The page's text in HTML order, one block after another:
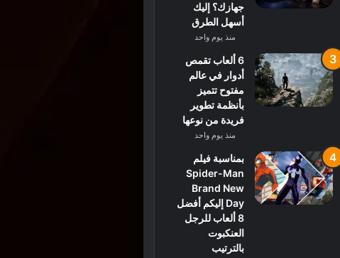
جهازك؟ إليك
أسهل الطرق
منذ يوم واحد
6 ألعاب تقمص
أدوار في عالم
مفتوح تتميز
بأنظمة تطوير
فريدة من نوعها
منذ يوم واحد
بمناسبة فيلم
Spider-Man
Brand New
Day إليكم أفضل
8 ألعاب للرجل
العنكبوت
بالترتيب